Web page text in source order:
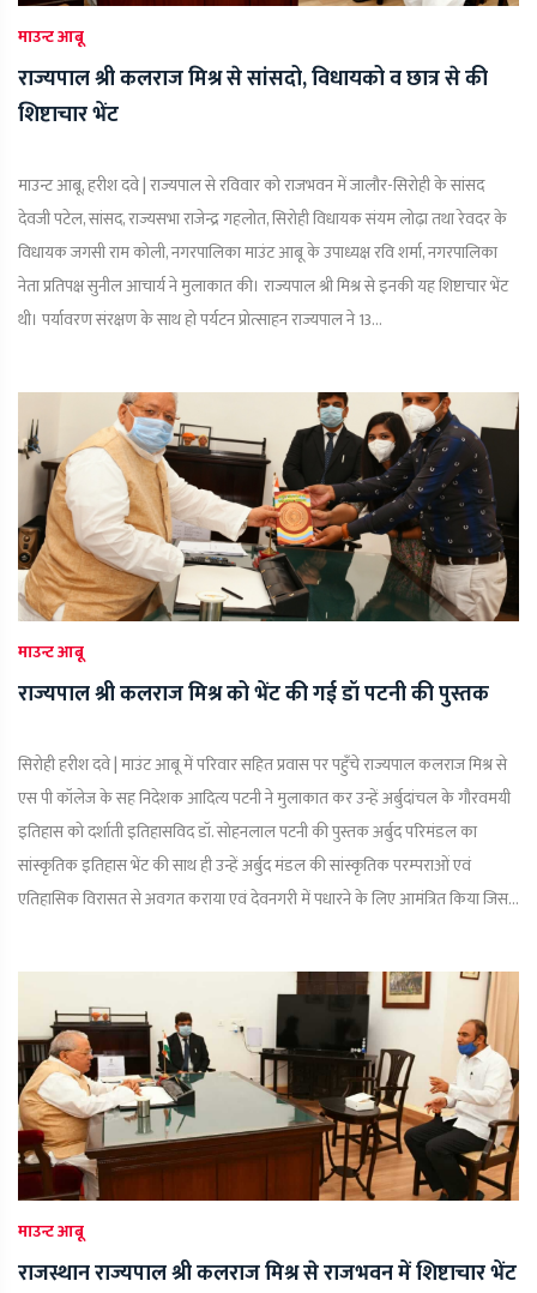
माउन्ट आबू
राज्यपाल श्री कलराज मिश्र से सांसदो, विधायको व छात्र से की
शिष्टाचार भेंट
माउन्ट आबू, हरीश दवे | राज्यपाल से रविवार को राजभवन में जालौर-सिरोही के सांसद
देवजी पटेल, सांसद, राज्यसभा राजेन्द्र गहलोत, सिरोही विधायक संयम लोढ़ा तथा रेवदर के
विधायक जगसी राम कोली, नगरपालिका माउंट आबू के उपाध्यक्ष रवि शर्मा, नगरपालिका
नेता प्रतिपक्ष सुनील आचार्य ने मुलाकात की। राज्यपाल श्री मिश्र से इनकी यह शिष्टाचार भेंट
थी। पर्यावरण संरक्षण के साथ हो पर्यटन प्रोत्साहन राज्यपाल ने 13...
माउन्ट आबू
राज्यपाल श्री कलराज मिश्र को भेंट की गई डॉ पटनी की पुस्तक
सिरोही हरीश दवे | माउंट आबू में परिवार सहित प्रवास पर पहुँचे राज्यपाल कलराज मिश्र से
एस पी कॉलेज के सह निदेशक आदित्य पटनी ने मुलाकात कर उन्हें अर्बुदांचल के गौरवमयी
इतिहास को दर्शाती इतिहासविद डॉ. सोहनलाल पटनी की पुस्तक अर्बुद परिमंडल का
सांस्कृतिक इतिहास भेंट की साथ ही उन्हें अर्बुद मंडल की सांस्कृतिक परम्पराओं एवं
एतिहासिक विरासत से अवगत कराया एवं देवनगरी में पधारने के लिए आमंत्रित किया जिस...
माउन्ट आबू
राजस्थान राज्यपाल श्री कलराज मिश्र से राजभवन में शिष्टाचार भेंट